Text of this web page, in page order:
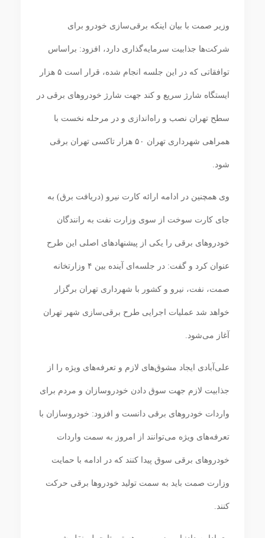
وزیر صمت با بیان اینکه برقی‌سازی خودرو برای
شرکت‌ها جذابیت سرمایه‌گذاری دارد، افزود: براساس
توافقاتی که در این جلسه انجام شده، قرار است ۵ هزار
ایستگاه شارژ سریع و کند جهت شارژ خودروهای برقی در
سطح تهران نصب و راه‌اندازی و در مرحله نخست با
همراهی شهرداری تهران ۵۰ هزار تاکسی تهران برقی
شود.
وی همچنین در ادامه ارائه کارت نیرو (دریافت برق) به
جای کارت سوخت از سوی وزارت نفت به رانندگان
خودروهای برقی را یکی از پیشنهادهای اصلی این طرح
عنوان کرد و گفت: در جلسه‌ای آینده بین ۴ وزارتخانه
صمت، نفت، نیرو و کشور با شهرداری تهران برگزار
خواهد شد عملیات اجرایی طرح برقی‌سازی شهر تهران
آغاز می‌شود.
علی‌آبادی ایجاد مشوق‌های لازم و تعرفه‌های ویژه را از
جذابیت لازم جهت سوق دادن خودروسازان و مردم برای
واردات خودروهای برقی دانست و افزود: خودروسازان با
تعرفه‌های ویژه می‌توانند از امروز به سمت واردات
خودروهای برقی سوق پیدا کنند که در ادامه با حمایت
وزارت صمت باید به سمت تولید خودروها برقی حرکت
کنند.